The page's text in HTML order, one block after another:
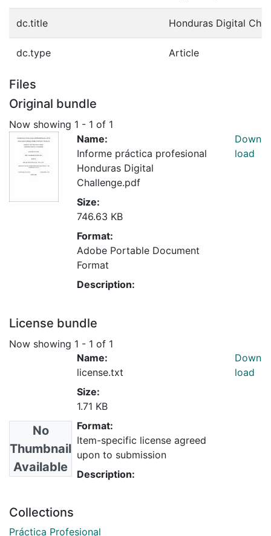
dc.title Honduras Digital
dc.type Article
Files
Original bundle
Now showing 1 - 1 of 1
Name:
Informe práctica profesional
Honduras Digital
Challenge.pdf
Size:
746.63 KB
Format:
Adobe Portable Document
Format
Description:
Down
load
License bundle
Now showing 1 - 1 of 1
No
Thumbnail
Available
Name:
license.txt
Size:
1.71 KB
Format:
Item-specific license agreed
upon to submission
Description:
Down
load
Collections
Práctica Profesional